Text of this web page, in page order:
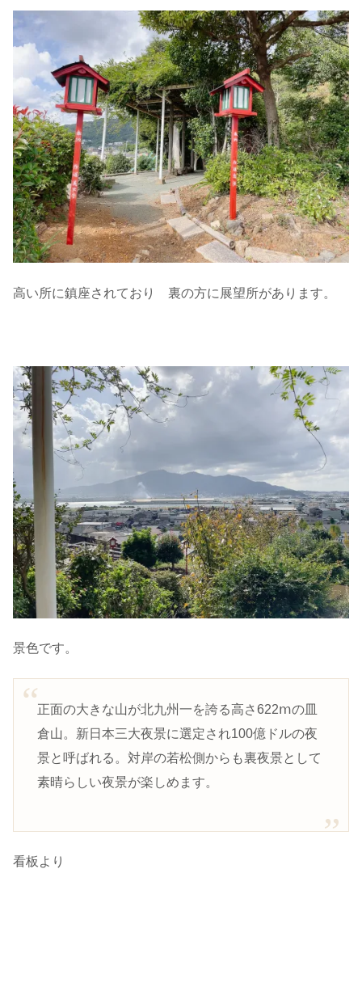
高い所に鎮座されており 裏の方に展望所があります。
景色です。
正面の大きな山が北九州一を誇る高さ622ⅿの皿
倉山。新日本三大夜景に選定され100億ドルの夜
景と呼ばれる。対岸の若松側からも裏夜景として
素晴らしい夜景が楽しめます。
看板より